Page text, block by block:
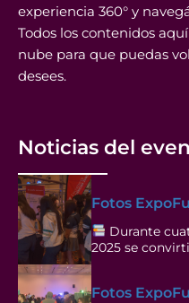
experiencia 360° y
Todos los contenidos
nube para que puedas
desees.
Noticias del
Fotos
Durante
2025 se
Fotos